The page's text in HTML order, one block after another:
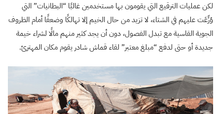
لكن عمليات الترقيع التي يقومون بها مستخدمين غالبًا “البطانيات” التي
وُزِّعَت عليهم في الشتاء، لا تزيد من حال الخيم إلا تهالكًا وضعفًا أمام الظروف
الجوية القاسية مع تبدل الفصول، دون أن يجد كثير منهم مالًا لشراء خيمة
جديدة أو حتى لدفع “مبلغ معتبر” لقاء قماش شادر يقوم مكان المهترئ.